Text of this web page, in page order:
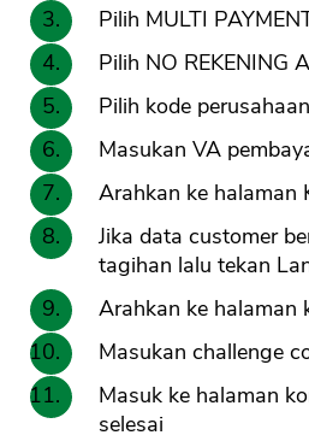
Pilih MULTI
Pilih NO REKENING
Pilih kode
Masukan VA
Arahkan ke halaman
Jika data customer
tagihan lalu tekan
Arahkan ke halaman
Masukan challenge
Masuk ke halaman
selesai